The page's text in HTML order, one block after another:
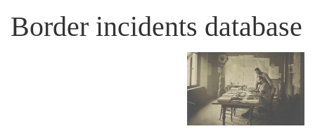
Border incidents database